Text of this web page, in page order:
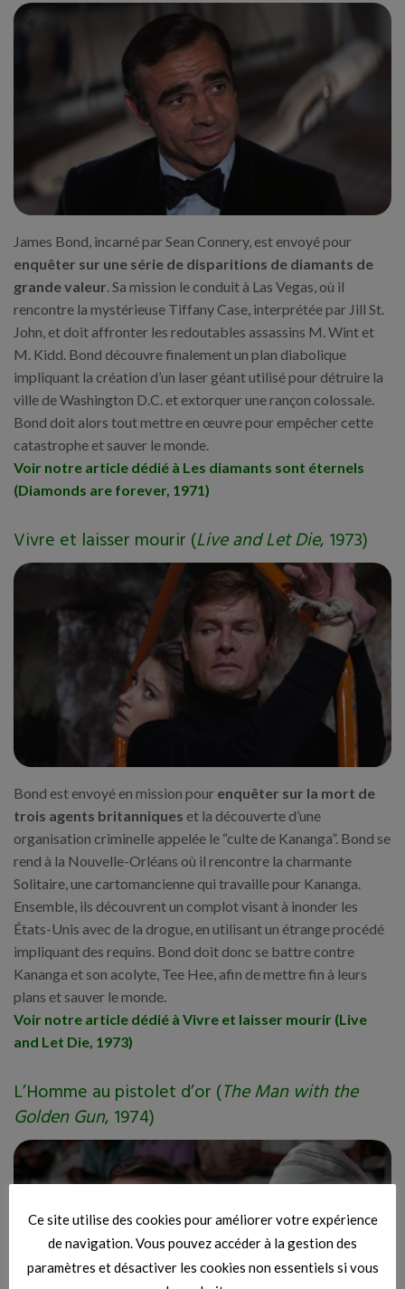
James Bond, incarné par Sean Connery, est envoyé pour
enquêter sur une série de disparitions de diamants de
grande valeur. Sa mission le conduit à Las Vegas, où il
rencontre la mystérieuse Tiffany Case, interprétée par Jill St.
John, et doit affronter les redoutables assassins M. Wint et
M. Kidd. Bond découvre finalement un plan diabolique
impliquant la création d’un laser géant utilisé pour détruire la
ville de Washington D.C. et extorquer une rançon colossale.
Bond doit alors tout mettre en œuvre pour empêcher cette
catastrophe et sauver le monde.
Voir notre article dédié à Les diamants sont éternels
(Diamonds are forever, 1971)
Vivre et laisser mourir (Live and Let Die, 1973)
Bond est envoyé en mission pour enquêter sur la mort de
trois agents britanniques et la découverte d’une
organisation criminelle appelée le “culte de Kananga”. Bond se
rend à la Nouvelle-Orléans où il rencontre la charmante
Solitaire, une cartomancienne qui travaille pour Kananga.
Ensemble, ils découvrent un complot visant à inonder les
États-Unis avec de la drogue, en utilisant un étrange procédé
impliquant des requins. Bond doit donc se battre contre
Kananga et son acolyte, Tee Hee, afin de mettre fin à leurs
plans et sauver le monde.
Voir notre article dédié à Vivre et laisser mourir (Live
and Let Die, 1973)
L’Homme au pistolet d’or (The Man with the
Golden Gun, 1974)
Ce site utilise des cookies pour améliorer votre expérience
de navigation. Vous pouvez accéder à la gestion des
paramètres et désactiver les cookies non essentiels si vous